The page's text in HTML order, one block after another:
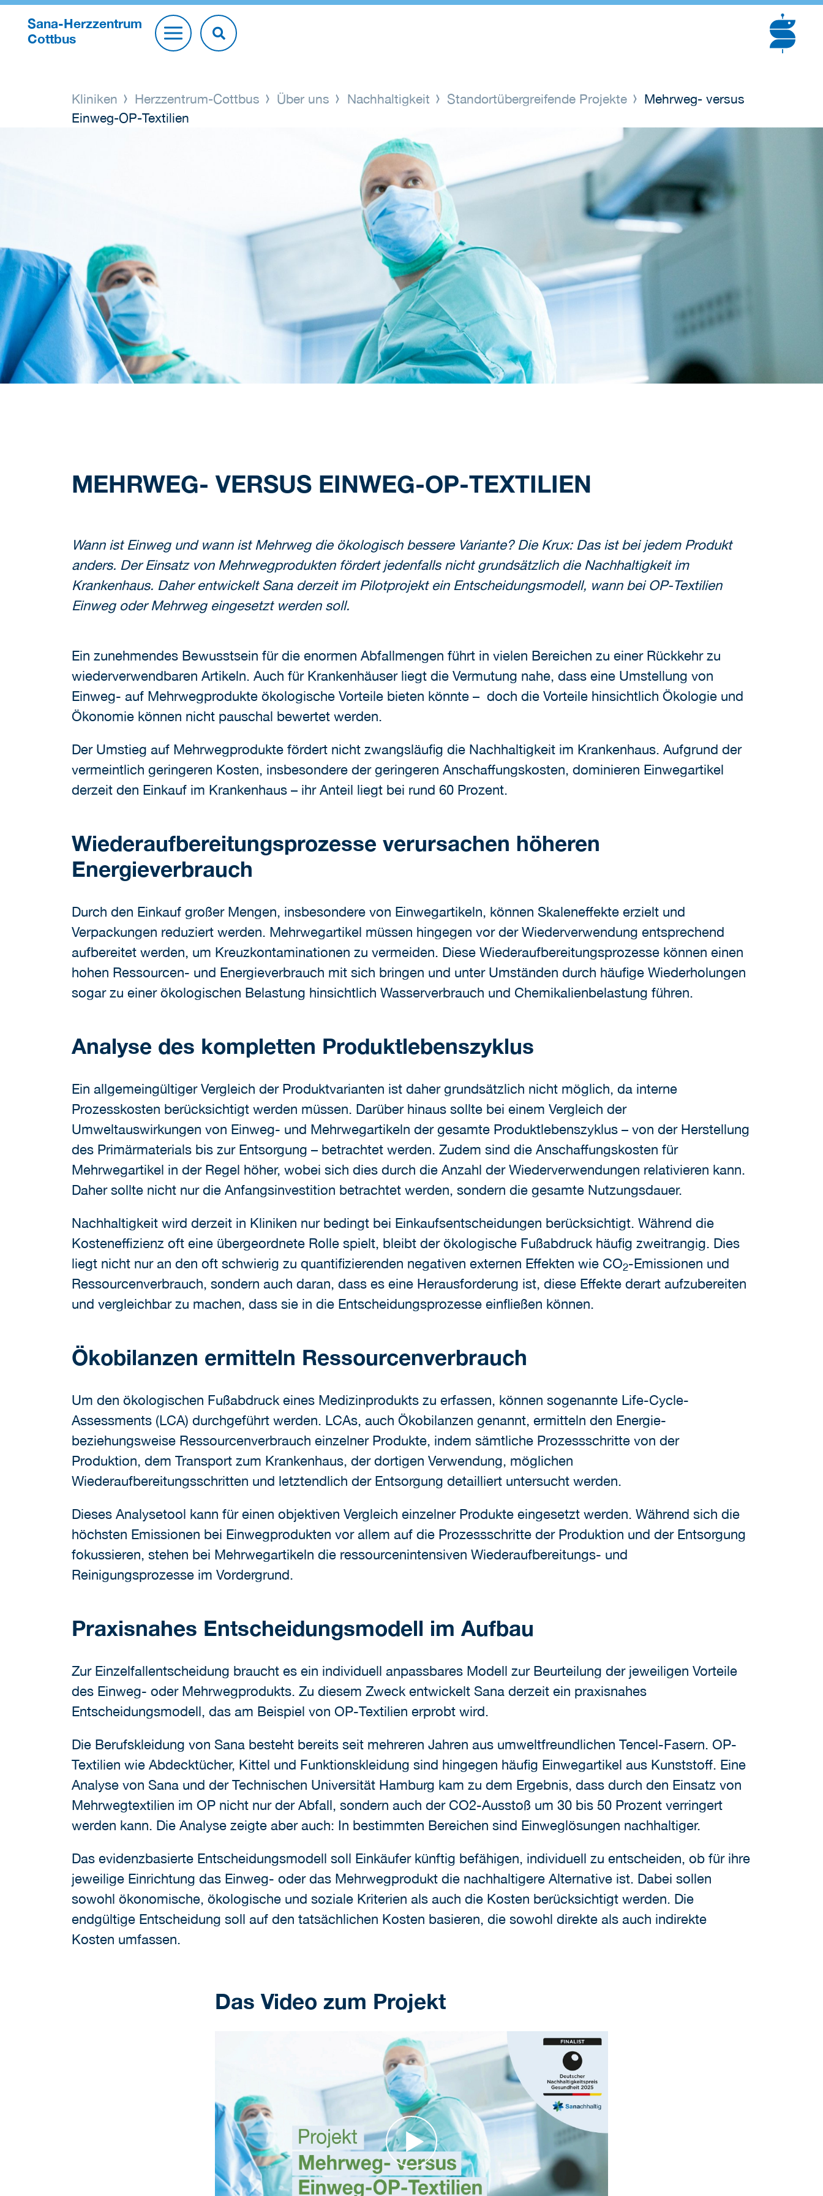
Sana-Herzzentrum
Cottbus
Kliniken Herzzentrum-Cottbus Über uns Nachhaltigkeit Standortübergreifende Projekte
Mehrweg- versus
Einweg-OP-Textilien
MEHRWEG- VERSUS EINWEG-OP-TEXTILIEN
Wann ist Einweg und wann ist Mehrweg die ökologisch bessere Variante? Die Krux: Das ist bei jedem Produkt
anders. Der Einsatz von Mehrwegprodukten fördert jedenfalls nicht grundsätzlich die Nachhaltigkeit im
Krankenhaus. Daher entwickelt Sana derzeit im Pilotprojekt ein Entscheidungsmodell, wann bei OP-Textilien
Einweg oder Mehrweg eingesetzt werden soll.
Ein zunehmendes Bewusstsein für die enormen Abfallmengen führt in vielen Bereichen zu einer Rückkehr zu
wiederverwendbaren Artikeln. Auch für Krankenhäuser liegt die Vermutung nahe, dass eine Umstellung von
Einweg- auf Mehrwegprodukte ökologische Vorteile bieten könnte – doch die Vorteile hinsichtlich Ökologie und
Ökonomie können nicht pauschal bewertet werden.
Der Umstieg auf Mehrwegprodukte fördert nicht zwangsläufig die Nachhaltigkeit im Krankenhaus. Aufgrund der
vermeintlich geringeren Kosten, insbesondere der geringeren Anschaffungskosten, dominieren Einwegartikel
derzeit den Einkauf im Krankenhaus – ihr Anteil liegt bei rund 60 Prozent.
Wiederaufbereitungsprozesse verursachen höheren
Energieverbrauch
Durch den Einkauf großer Mengen, insbesondere von Einwegartikeln, können Skaleneffekte erzielt und
Verpackungen reduziert werden. Mehrwegartikel müssen hingegen vor der Wiederverwendung entsprechend
aufbereitet werden, um Kreuzkontaminationen zu vermeiden. Diese Wiederaufbereitungsprozesse können einen
hohen Ressourcen- und Energieverbrauch mit sich bringen und unter Umständen durch häufige Wiederholungen
sogar zu einer ökologischen Belastung hinsichtlich Wasserverbrauch und Chemikalienbelastung führen.
Analyse des kompletten Produktlebenszyklus
Ein allgemeingültiger Vergleich der Produktvarianten ist daher grundsätzlich nicht möglich, da interne
Prozesskosten berücksichtigt werden müssen. Darüber hinaus sollte bei einem Vergleich der
Umweltauswirkungen von Einweg- und Mehrwegartikeln der gesamte Produktlebenszyklus – von der Herstellung
des Primärmaterials bis zur Entsorgung – betrachtet werden. Zudem sind die Anschaffungskosten für
Mehrwegartikel in der Regel höher, wobei sich dies durch die Anzahl der Wiederverwendungen relativieren kann.
Daher sollte nicht nur die Anfangsinvestition betrachtet werden, sondern die gesamte Nutzungsdauer.
Nachhaltigkeit wird derzeit in Kliniken nur bedingt bei Einkaufsentscheidungen berücksichtigt. Während die
Kosteneffizienz oft eine übergeordnete Rolle spielt, bleibt der ökologische Fußabdruck häufig zweitrangig. Dies
liegt nicht nur an den oft schwierig zu quantifizierenden negativen externen Effekten wie CO2-Emissionen und
Ressourcenverbrauch, sondern auch daran, dass es eine Herausforderung ist, diese Effekte derart aufzubereiten
und vergleichbar zu machen, dass sie in die Entscheidungsprozesse einfließen können.
Ökobilanzen ermitteln Ressourcenverbrauch
Um den ökologischen Fußabdruck eines Medizinprodukts zu erfassen, können sogenannte Life-Cycle-
Assessments (LCA) durchgeführt werden. LCAs, auch Ökobilanzen genannt, ermitteln den Energie-
beziehungsweise Ressourcenverbrauch einzelner Produkte, indem sämtliche Prozessschritte von der
Produktion, dem Transport zum Krankenhaus, der dortigen Verwendung, möglichen
Wiederaufbereitungsschritten und letztendlich der Entsorgung detailliert untersucht werden.
Dieses Analysetool kann für einen objektiven Vergleich einzelner Produkte eingesetzt werden. Während sich die
höchsten Emissionen bei Einwegprodukten vor allem auf die Prozessschritte der Produktion und der Entsorgung
fokussieren, stehen bei Mehrwegartikeln die ressourcenintensiven Wiederaufbereitungs- und
Reinigungsprozesse im Vordergrund.
Praxisnahes Entscheidungsmodell im Aufbau
Zur Einzelfallentscheidung braucht es ein individuell anpassbares Modell zur Beurteilung der jeweiligen Vorteile
des Einweg- oder Mehrwegprodukts. Zu diesem Zweck entwickelt Sana derzeit ein praxisnahes
Entscheidungsmodell, das am Beispiel von OP-Textilien erprobt wird.
Die Berufskleidung von Sana besteht bereits seit mehreren Jahren aus umweltfreundlichen Tencel-Fasern. OP-
Textilien wie Abdecktücher, Kittel und Funktionskleidung sind hingegen häufig Einwegartikel aus Kunststoff. Eine
Analyse von Sana und der Technischen Universität Hamburg kam zu dem Ergebnis, dass durch den Einsatz von
Mehrwegtextilien im OP nicht nur der Abfall, sondern auch der CO2-Ausstoß um 30 bis 50 Prozent verringert
werden kann. Die Analyse zeigte aber auch: In bestimmten Bereichen sind Einweglösungen nachhaltiger.
Das evidenzbasierte Entscheidungsmodell soll Einkäufer künftig befähigen, individuell zu entscheiden, ob für ihre
jeweilige Einrichtung das Einweg- oder das Mehrwegprodukt die nachhaltigere Alternative ist. Dabei sollen
sowohl ökonomische, ökologische und soziale Kriterien als auch die Kosten berücksichtigt werden. Die
endgültige Entscheidung soll auf den tatsächlichen Kosten basieren, die sowohl direkte als auch indirekte
Kosten umfassen.
Das Video zum Projekt